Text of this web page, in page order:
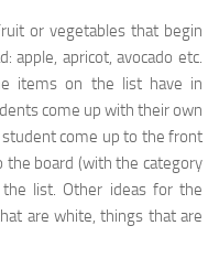
or veg­etables that begin
apple, apricot, avocado etc.
items on the list have in
come up with their own
student come up to the front
the board (with the category
list. Other ideas for the
are white, things that are